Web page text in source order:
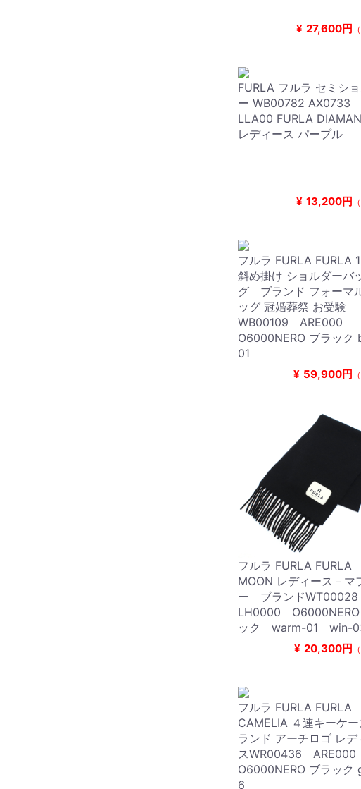
¥ 27,600円
FURLA フルラ セミシ
ー WB00782 AX0733
LLA00 FURLA
レディース パープル
¥ 13,200円
フルラ FURLA FURLA
斜め掛け ショルダーバ
グ ブランド フォーマ
ッグ 冠婚葬祭 お受験
WB00109 ARE000
O6000NERO ブラック
01
¥ 59,900円
フルラ FURLA FURLA
MOON レディース－マ
ー ブランド
LH0000 O6000NERO
ック warm-01 win-
¥ 20,300円
フルラ FURLA FURLA
CAMELIA ４連キーケ
ランド アーチロゴ レデ
スWR00436 ARE000
O6000NERO ブラック
6